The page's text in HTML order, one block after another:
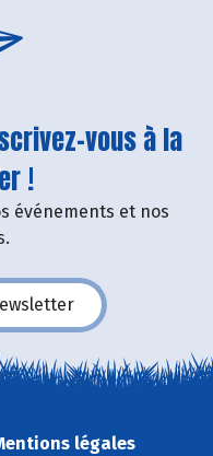
vous à la
!
événements et nos
légales